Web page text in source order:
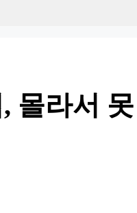
몰라서 못